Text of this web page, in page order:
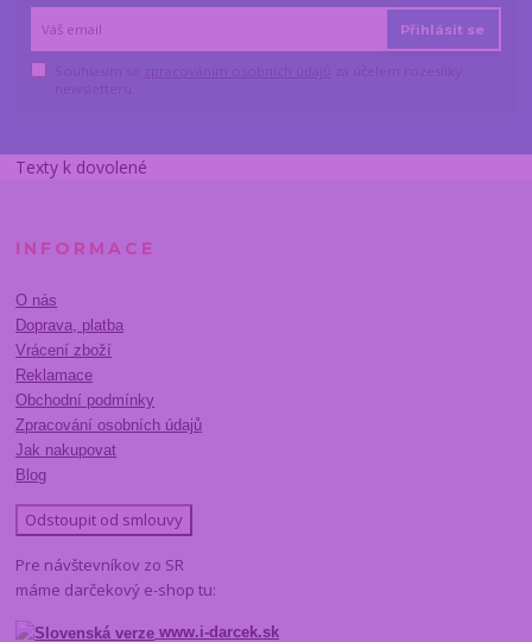
Přihlásit se
Texty k dovolené
INFORMACE
O nás
Doprava, platba
Vrácení zboží
Reklamace
Obchodní podmínky
Zpracování osobních údajů
Jak nakupovat
Blog
Odstoupit od smlouvy
Pre návštevníkov zo SR
máme darčekový e-shop tu:
www.i-darcek.sk